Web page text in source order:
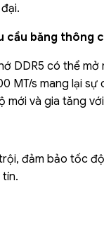
cầu băng thông
DDR5 có thể
MT/s mang lại
mới và gia tăng
đảm bảo tốc